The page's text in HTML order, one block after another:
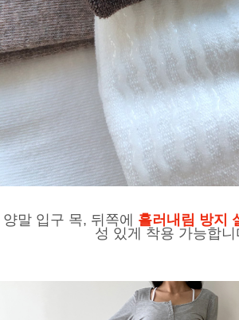
양말 입구 목, 뒤쪽에 흘러내림 방지
성 있게 착용 가능합니